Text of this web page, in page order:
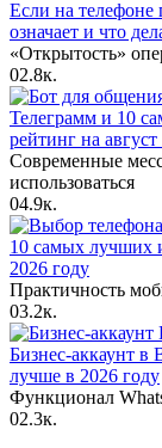
Если на
означает и что
«Открытость»
02.8к.
Телеграмм и 10
рейтинг на
Современные
использоваться
04.9к.
10 самых лучших
2026 году
Практичность
03.2к.
Бизнес-аккаунт
лучше в 2026 году
Функционал
02.3к.